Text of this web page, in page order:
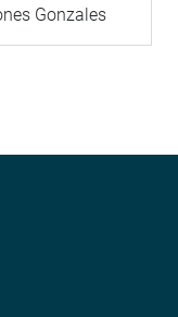
Gonzales